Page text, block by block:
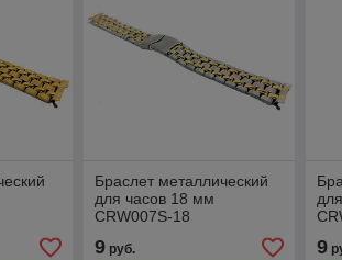
Браслет металлический
для часов 18 мм
CRW007S-18
9руб. 9